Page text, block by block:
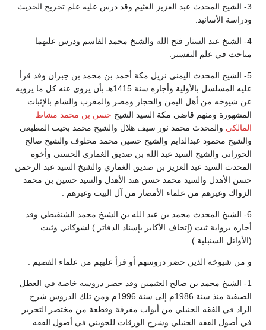
3- الشيخ المحدث عبد العزيز العثيم وقد درس عليه علم تخريج الحديث
ودراسة الأسانيد.
4- الشيخ عبد الستار فتح الله والشيخ محمد القاسم ودرس عليهما
مباحث في علم التفسير.
5- الشيخ المحدث اليمني نزيل مكة أحمد بن محمد بن جبران وقد قرأ
عليه المسلسل بالأولية وأجازه سنة 1415هـ بأن يروي عنه كل ما يرويه
عن شيوخه من أهل اليمن والحجاز ومصر والمغرب والشام بالإثبات
المشهورة ومنهم قاضي مكة السيد الشيخ حسن بن محمد مشاط
المالكي والمحدث محمد نور سيف هلال والشيخ محمد بخيت المطيعي
والشيخ محمود عبدالدايم والشيخ حسين محمد مخلوف والشيخ صالح
الحوراني والشيخ السيد عبد الله بن صديق الغماري الحسني وأخوه
المحدث السيد عبد العزيز بن صديق الغماري والشيخ السيد عبد الرحمن
حسن الأهدل والسيد محمد حسن هند الأهدل والسيد حسين بن محمد
الزواك وغيرهم من علماء الأمصار من آل البيت وغيرهم .
6- الشيخ المحدث محمد بن عبد الله بن الشيخ محمد الشنقيطي وقد
أجازه برواية ثبت (إتحاف الأكابر بإسناد الدفاتر ) لشوكاني وثبت
(الأوائل السنبلية ) .
و من شيوخه الذين حضر دروسهم أو قرأ عليهم من علماء القصيم :
1- الشيخ محمد بن صالح العثيمين وقد حضر دروسه خاصة في العطل
الصيفية منذ سنة 1986م إلى سنة 1996م ومن تلك الدروس شرح
الزاد في الفقه الحنبلي من أبواب مفرقة وقطعة من مختصر التحرير
في أصول الفقه الحنبلي وشرح الورقات للجويني في أصول الفقه